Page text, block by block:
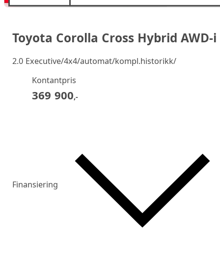
Toyota Corolla Cross Hybrid AWD-i
2.0 Executive/4x4/automat/kompl.historikk/
Kontantpris
369 900,-
Finansiering